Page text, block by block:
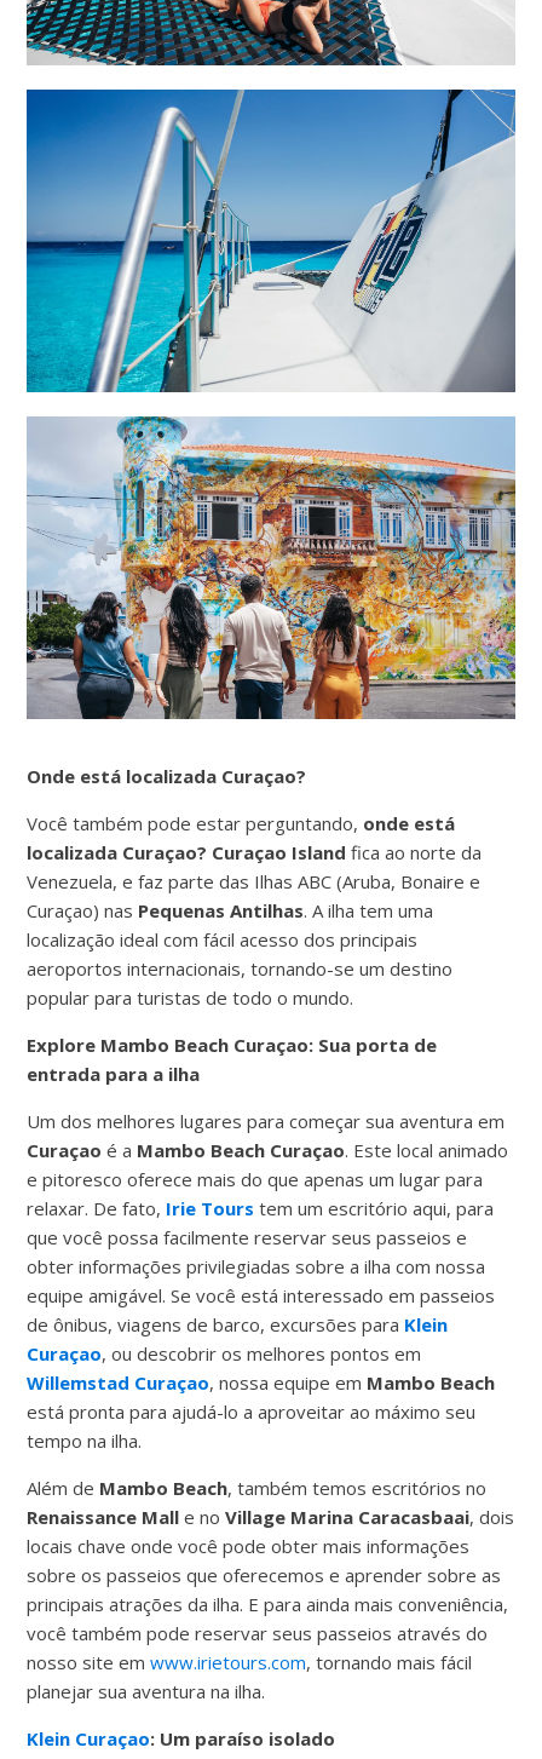
Onde está localizada Curaçao?
Você também pode estar perguntando, onde está
localizada Curaçao? Curaçao Island fica ao norte da
Venezuela, e faz parte das Ilhas ABC (Aruba, Bonaire e
Curaçao) nas Pequenas Antilhas. A ilha tem uma
localização ideal com fácil acesso dos principais
aeroportos internacionais, tornando-se um destino
popular para turistas de todo o mundo.
Explore Mambo Beach Curaçao: Sua porta de
entrada para a ilha
Um dos melhores lugares para começar sua aventura em
Curaçao é a Mambo Beach Curaçao. Este local animado
e pitoresco oferece mais do que apenas um lugar para
relaxar. De fato, Irie Tours tem um escritório aqui, para
que você possa facilmente reservar seus passeios e
obter informações privilegiadas sobre a ilha com nossa
equipe amigável. Se você está interessado em passeios
de ônibus, viagens de barco, excursões para Klein
Curaçao, ou descobrir os melhores pontos em
Willemstad Curaçao, nossa equipe em Mambo Beach
está pronta para ajudá-lo a aproveitar ao máximo seu
tempo na ilha.
Além de Mambo Beach, também temos escritórios no
Renaissance Mall e noVillage Marina Caracasbaai, dois
locais chave onde você pode obter mais informações
sobre os passeios que oferecemos e aprender sobre as
principais atrações da ilha. E para ainda mais conveniência,
você também pode reservar seus passeios através do
nosso site emwww.irietours.com, tornando mais fácil
planejar sua aventura na ilha.
Klein Curaçao: Um paraíso isolado